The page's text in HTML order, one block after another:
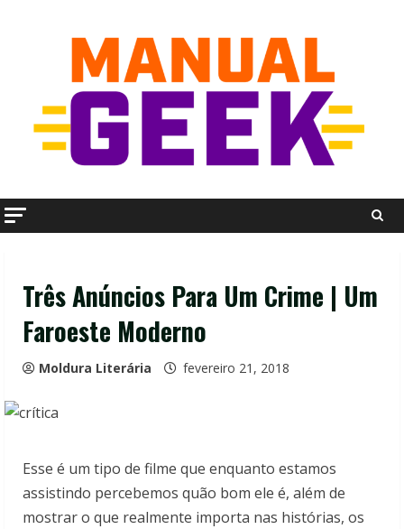
Três Anúncios Para Um Crime | Um
Faroeste Moderno
Moldura Literária fevereiro 21, 2018
Esse é um tipo de filme que enquanto estamos
assistindo percebemos quão bom ele é, além de
mostrar o que realmente importa nas histórias, os